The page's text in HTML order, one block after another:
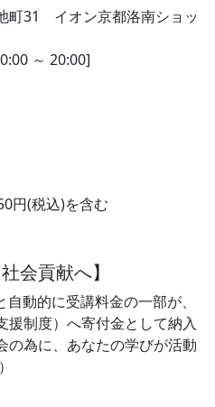
町31 イオン京都洛南ショッ
～ 20:00]
円(税込)を含む
会貢献へ】
動的に受講料金の一部が、
援制度）へ寄付金として納入
の為に、あなたの学びが活動